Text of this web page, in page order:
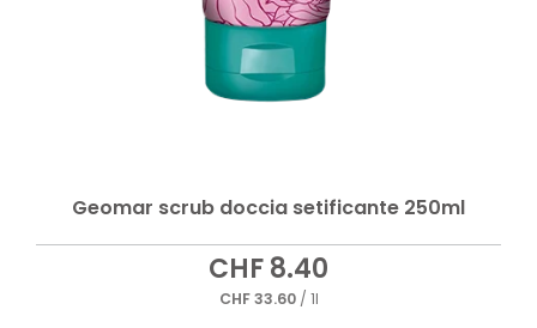
Geomar scrub doccia setificante 250ml
CHF8.40
CHF33.60/ 1l